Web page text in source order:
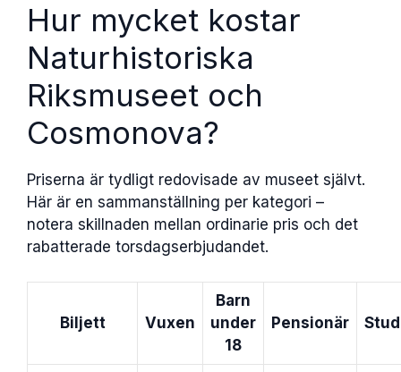
Hur mycket kostar
Naturhistoriska
Riksmuseet och
Cosmonova?
Priserna är tydligt redovisade av museet självt.
Här är en sammanställning per kategori –
notera skillnaden mellan ordinarie pris och det
rabatterade torsdagserbjudandet.
Biljett Vuxen
Barn
under
18
Pensionär